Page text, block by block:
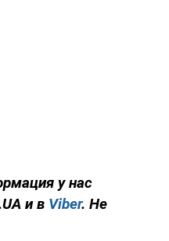
у нас
и в Viber. Не